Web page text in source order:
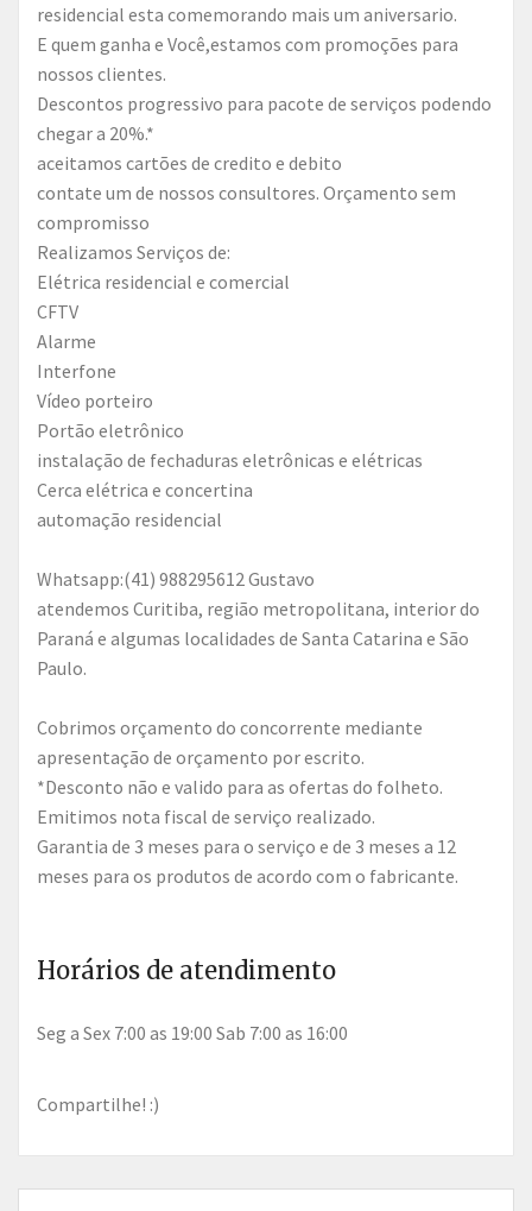
residencial esta comemorando mais um aniversario.
E quem ganha e Você,estamos com promoções para
nossos clientes.
Descontos progressivo para pacote de serviços podendo
chegar a 20%.*
aceitamos cartões de credito e debito
contate um de nossos consultores. Orçamento sem
compromisso
Realizamos Serviços de:
Elétrica residencial e comercial
CFTV
Alarme
Interfone
Vídeo porteiro
Portão eletrônico
instalação de fechaduras eletrônicas e elétricas
Cerca elétrica e concertina
automação residencial
Whatsapp:(41) 988295612 Gustavo
atendemos Curitiba, região metropolitana, interior do
Paraná e algumas localidades de Santa Catarina e São
Paulo.
Cobrimos orçamento do concorrente mediante
apresentação de orçamento por escrito.
*Desconto não e valido para as ofertas do folheto.
Emitimos nota fiscal de serviço realizado.
Garantia de 3 meses para o serviço e de 3 meses a 12
meses para os produtos de acordo com o fabricante.
Horários de atendimento
Seg a Sex 7:00 as 19:00 Sab 7:00 as 16:00
Compartilhe! :)